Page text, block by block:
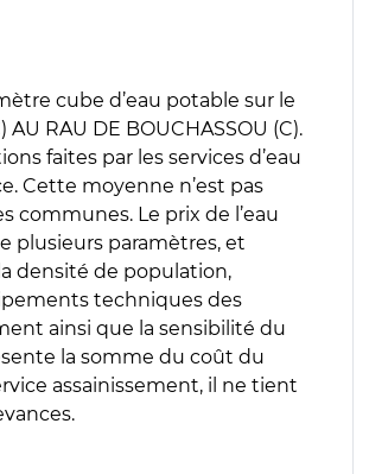
cube d’eau potable sur le
RAU DE BOUCHASSOU (C).
faites par les services d’eau
Cette moyenne n’est pas
communes. Le prix de l’eau
plusieurs paramètres, et
densité de population,
techniques des
ainsi que la sensibilité du
la somme du coût du
assainissement, il ne tient